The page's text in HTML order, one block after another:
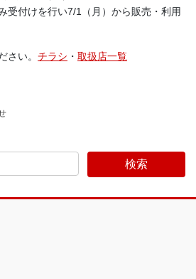
受付けを行い7/1（月）から販売・利用
さい。 チラシ ・ 取扱店一覧